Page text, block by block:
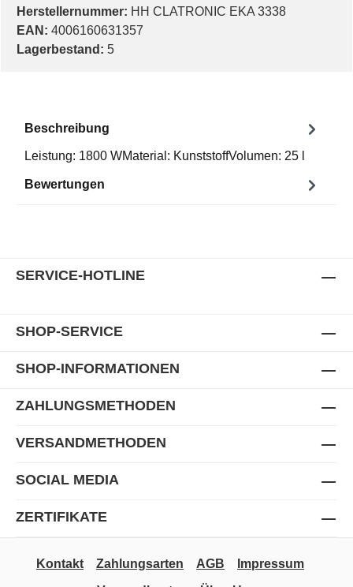
Herstellernummer: HH CLATRONIC EKA 3338
EAN: 4006160631357
Lagerbestand: 5
Beschreibung
Leistung: 1800 WMaterial: KunststoffVolumen: 25 l
Bewertungen
SERVICE-HOTLINE
SHOP-SERVICE
SHOP-INFORMATIONEN
ZAHLUNGSMETHODEN
VERSANDMETHODEN
SOCIAL MEDIA
ZERTIFIKATE
Kontakt Zahlungsarten AGB
Impressum